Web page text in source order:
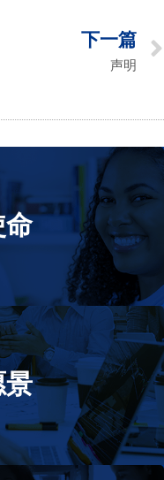
下一篇
声明
康和质量
提高优质和患者可
值。